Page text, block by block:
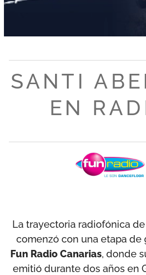
SANTI
EN
La trayectoria radiofónica
comenzó con una etapa de
Fun Radio Canarias, donde
emitió durante dos años en